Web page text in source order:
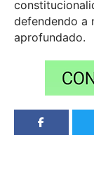
defendendo a
aprofundado.